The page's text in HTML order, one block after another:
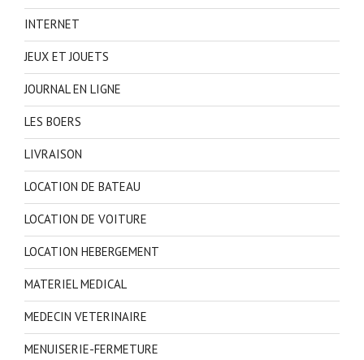
INTERNET
JEUX ET JOUETS
JOURNAL EN LIGNE
LES BOERS
LIVRAISON
LOCATION DE BATEAU
LOCATION DE VOITURE
LOCATION HEBERGEMENT
MATERIEL MEDICAL
MEDECIN VETERINAIRE
MENUISERIE-FERMETURE